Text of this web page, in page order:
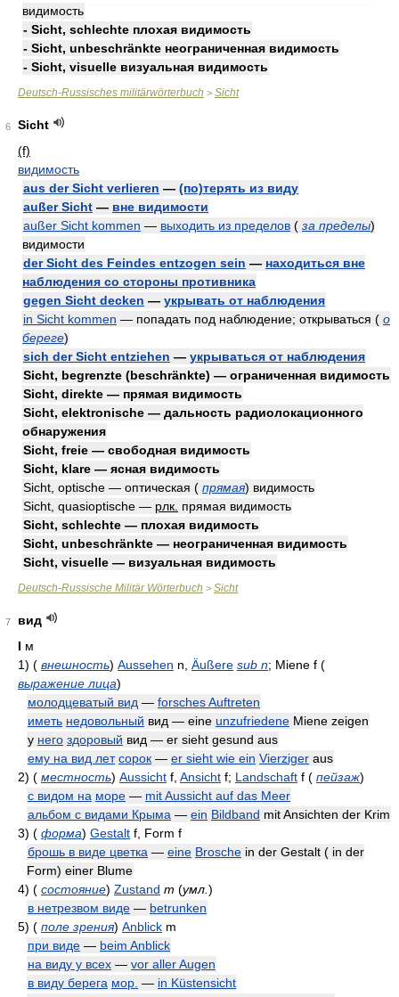
видимость
- Sicht, schlechte плохая видимость
- Sicht, unbeschränkte неограниченная видимость
- Sicht, visuelle визуальная видимость
Deutsch-Russisches militärwörterbuch > Sicht
6
Sicht
(f)
видимость
aus der Sicht verlieren — (по)терять из виду
außer Sicht — вне видимости
außer Sicht kommen — выходить из пределов ( за пределы)
видимости
der Sicht des Feindes entzogen sein — находиться вне
наблюдения со стороны противника
gegen Sicht decken — укрывать от наблюдения
in Sicht kommen — попадать под наблюдение; открываться ( о
береге)
sich der Sicht entziehen — укрываться от наблюдения
Sicht, begrenzte (beschränkte) — ограниченная видимость
Sicht, direkte — прямая видимость
Sicht, elektronische — дальность радиолокационного
обнаружения
Sicht, freie — свободная видимость
Sicht, klare — ясная видимость
Sicht, optische — оптическая ( прямая) видимость
Sicht, quasioptische — рлк. прямая видимость
Sicht, schlechte — плохая видимость
Sicht, unbeschränkte — неограниченная видимость
Sicht, visuelle — визуальная видимость
Deutsch-Russische Militär Wörterbuch > Sicht
7
вид
I м
1) ( внешность) Aussehen n, Äußere sub n; Miene f (
выражение лица)
молодцеватый вид — forsches Auftreten
иметь недовольный вид — eine unzufriedene Miene zeigen
у него здоровый вид — er sieht gesund aus
ему на вид лет сорок — er sieht wie ein Vierziger aus
2) ( местность) Aussicht f, Ansicht f; Landschaft f ( пейзаж)
с видом на море — mit Aussicht auf das Meer
альбом с видами Крыма — ein Bildband mit Ansichten der Krim
3) ( форма) Gestalt f, Form f
брошь в виде цветка — eine Brosche in der Gestalt ( in der
Form) einer Blume
4) ( состояние) Zustand m (умл. )
в нетрезвом виде — betrunken
5) ( поле зрения) Anblick m
при виде — beim Anblick
на виду у всех — vor aller Augen
в виду берега мор. — in Küstensicht